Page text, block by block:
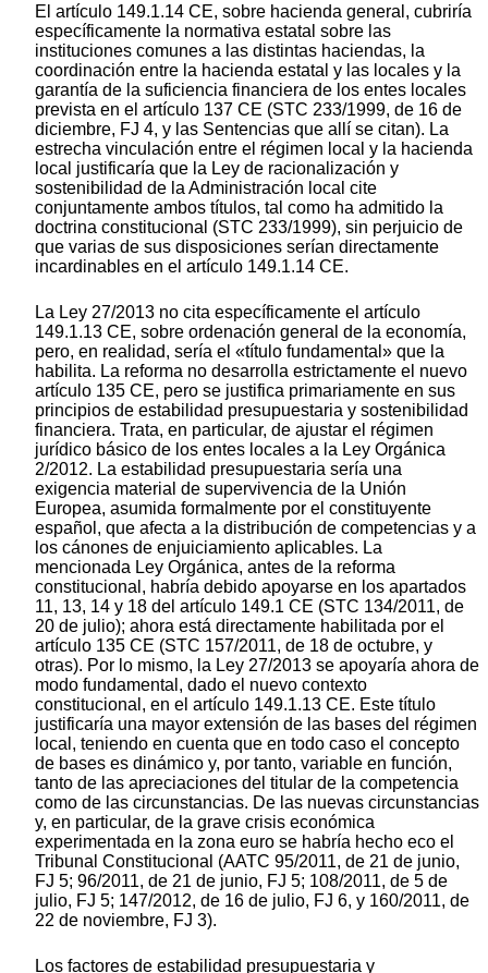
El artículo 149.1.14 CE, sobre hacienda general, cubriría
específicamente la normativa estatal sobre las
instituciones comunes a las distintas haciendas, la
coordinación entre la hacienda estatal y las locales y la
garantía de la suficiencia financiera de los entes locales
prevista en el artículo 137 CE (STC 233/1999, de 16 de
diciembre, FJ 4, y las Sentencias que allí se citan). La
estrecha vinculación entre el régimen local y la hacienda
local justificaría que la Ley de racionalización y
sostenibilidad de la Administración local cite
conjuntamente ambos títulos, tal como ha admitido la
doctrina constitucional (STC 233/1999), sin perjuicio de
que varias de sus disposiciones serían directamente
incardinables en el artículo 149.1.14 CE.
La Ley 27/2013 no cita específicamente el artículo
149.1.13 CE, sobre ordenación general de la economía,
pero, en realidad, sería el «título fundamental» que la
habilita. La reforma no desarrolla estrictamente el nuevo
artículo 135 CE, pero se justifica primariamente en sus
principios de estabilidad presupuestaria y sostenibilidad
financiera. Trata, en particular, de ajustar el régimen
jurídico básico de los entes locales a la Ley Orgánica
2/2012. La estabilidad presupuestaria sería una
exigencia material de supervivencia de la Unión
Europea, asumida formalmente por el constituyente
español, que afecta a la distribución de competencias y a
los cánones de enjuiciamiento aplicables. La
mencionada Ley Orgánica, antes de la reforma
constitucional, habría debido apoyarse en los apartados
11, 13, 14 y 18 del artículo 149.1 CE (STC 134/2011, de
20 de julio); ahora está directamente habilitada por el
artículo 135 CE (STC 157/2011, de 18 de octubre, y
otras). Por lo mismo, la Ley 27/2013 se apoyaría ahora de
modo fundamental, dado el nuevo contexto
constitucional, en el artículo 149.1.13 CE. Este título
justificaría una mayor extensión de las bases del régimen
local, teniendo en cuenta que en todo caso el concepto
de bases es dinámico y, por tanto, variable en función,
tanto de las apreciaciones del titular de la competencia
como de las circunstancias. De las nuevas circunstancias
y, en particular, de la grave crisis económica
experimentada en la zona euro se habría hecho eco el
Tribunal Constitucional (AATC 95/2011, de 21 de junio,
FJ 5; 96/2011, de 21 de junio, FJ 5; 108/2011, de 5 de
julio, FJ 5; 147/2012, de 16 de julio, FJ 6, y 160/2011, de
22 de noviembre, FJ 3).
Los factores de estabilidad presupuestaria y